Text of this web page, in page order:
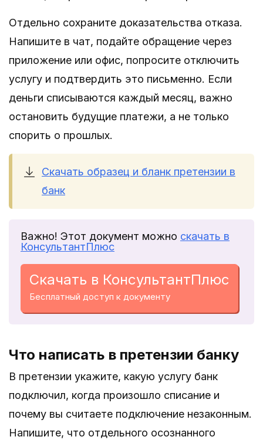
Отдельно сохраните доказательства отказа.
Напишите в чат, подайте обращение через
приложение или офис, попросите отключить
услугу и подтвердить это письменно. Если
деньги списываются каждый месяц, важно
остановить будущие платежи, а не только
спорить о прошлых.
Скачать образец и бланк претензии в
банк
Важно! Этот документ можно скачать в
КонсультантПлюс
Скачать в КонсультантПлюс
Бесплатный доступ к документу
Что написать в претензии банку
В претензии укажите, какую услугу банк
подключил, когда произошло списание и
почему вы считаете подключение незаконным.
Напишите, что отдельного осознанного